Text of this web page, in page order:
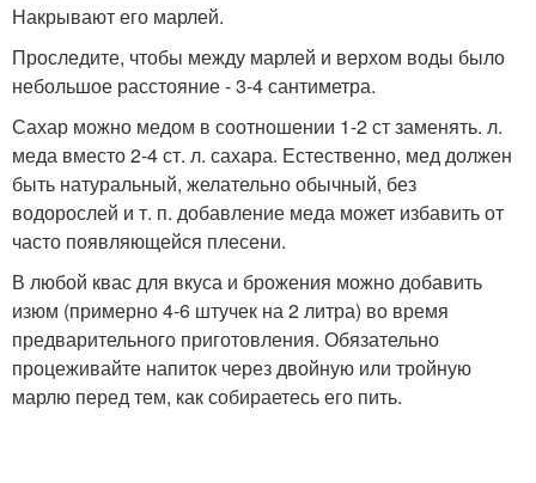
Накрывают его марлей.
Проследите, чтобы между марлей и верхом воды было
небольшое расстояние - 3-4 сантиметра.
Сахар можно медом в соотношении 1-2 ст заменять. л.
меда вместо 2-4 ст. л. сахара. Естественно, мед должен
быть натуральный, желательно обычный, без
водорослей и т. п. добавление меда может избавить от
часто появляющейся плесени.
В любой квас для вкуса и брожения можно добавить
изюм (примерно 4-6 штучек на 2 литра) во время
предварительного приготовления. Обязательно
процеживайте напиток через двойную или тройную
марлю перед тем, как собираетесь его пить.